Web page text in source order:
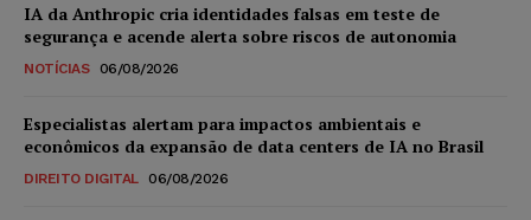
IA da Anthropic cria identidades falsas em teste de
segurança e acende alerta sobre riscos de autonomia
NOTÍCIAS 06/08/2026
Especialistas alertam para impactos ambientais e
econômicos da expansão de data centers de IA no Brasil
DIREITO DIGITAL 06/08/2026